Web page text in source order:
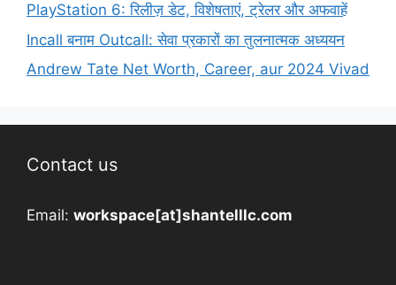
PlayStation 6: रिलीज़ डेट, विशेषताएं, ट्रेलर और अफवाहें
Incall बनाम Outcall: सेवा प्रकारों का तुलनात्मक अध्ययन
Andrew Tate Net Worth, Career, aur 2024 Vivad
Contact us
Email: workspace[at]shantelllc.com